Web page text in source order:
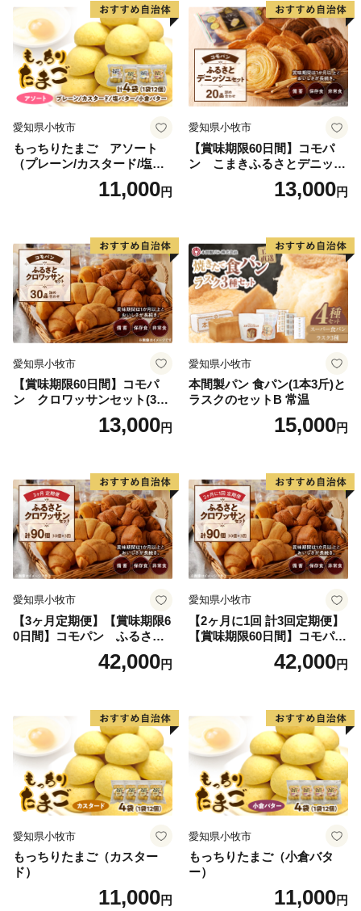
愛知県小牧市
もっちりたまご アソート
（プレーン/カスタード/塩バ
ター/小倉バター）11,000円
愛知県小牧市
【賞味期限60日間】コモパ
ン こまきふるさとデニッシ
ュセット（20個入り）／災害
用備蓄 保存食 非常食 防災グ
13,000円
愛知県小牧市
【賞味期限60日間】コモパ
ン クロワッサンセット(30
個入り)／災害用備蓄 保存食
非常食 防災グッズにも
13,000円
愛知県小牧市
本間製パン 食パン(1本3斤)と
ラスクのセットB 常温
15,000円
愛知県小牧市
【3ヶ月定期便】【賞味期限6
0日間】コモパン ふるさと
クロワッサンセット（計90
個）／災害用備蓄 保存食 非
42,000円
愛知県小牧市
【2ヶ月に1回 計3回定期便】
【賞味期限60日間】コモパ
ン ふるさとクロワッサンセ
ット（計90個）／災害用備蓄
42,000円
愛知県小牧市
もっちりたまご（カスター
ド）
11,000円
愛知県小牧市
もっちりたまご（小倉バタ
ー）
11,000円